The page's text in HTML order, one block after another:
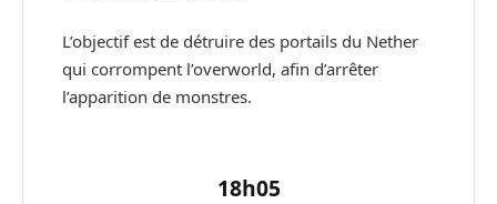
L’objectif est de détruire des portails du Nether
qui corrompent l’overworld, afin d’arrêter
l’apparition de monstres.
18h05